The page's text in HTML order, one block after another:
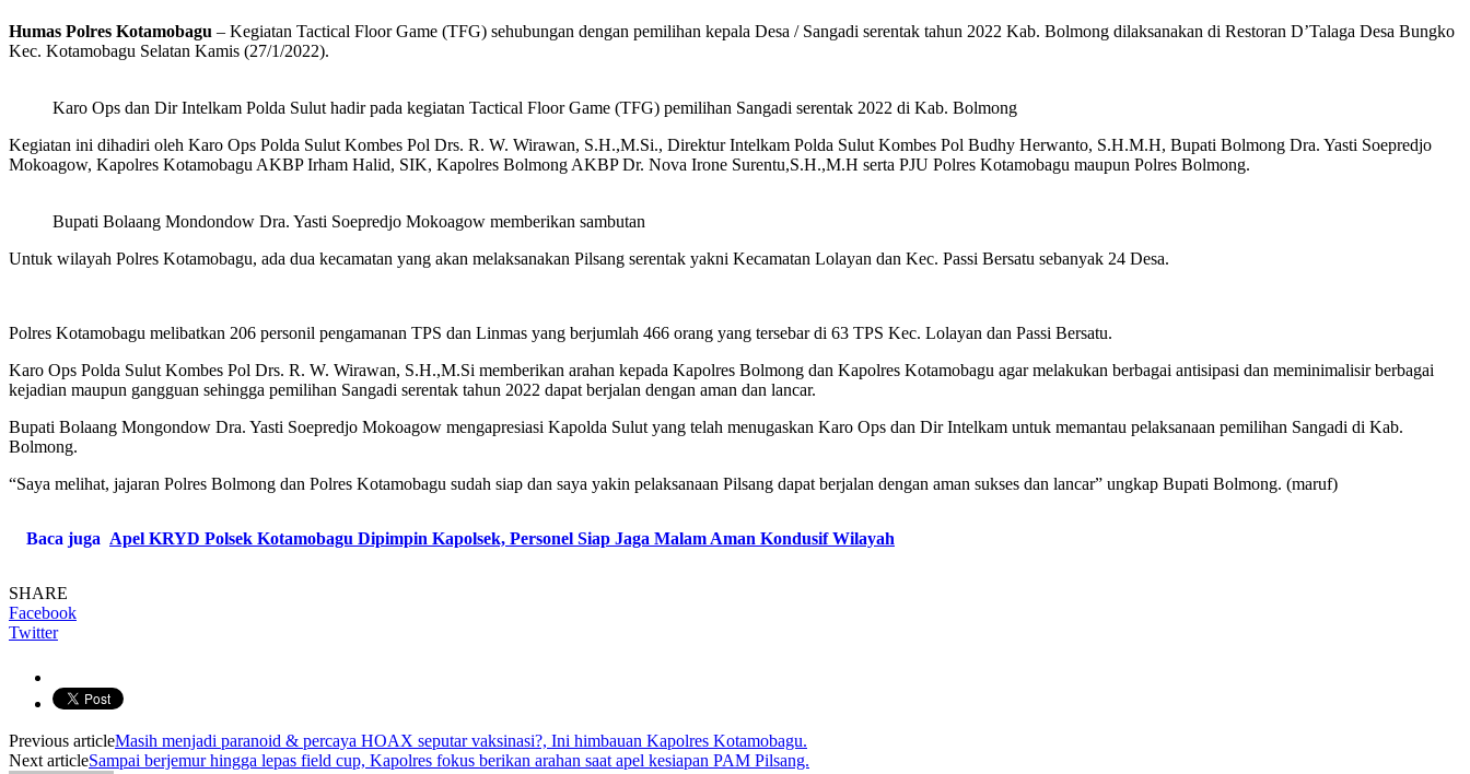
Humas Polres Kotamobagu – Kegiatan Tactical Floor Game (TFG) sehubungan dengan pemilihan kepala Desa / Sangadi serentak tahun 2022 Kab. Bolmong dilaksanakan di Restoran D’Talaga Desa Bungko
Kec. Kotamobagu Selatan Kamis (27/1/2022).
Karo Ops dan Dir Intelkam Polda Sulut hadir pada kegiatan Tactical Floor Game (TFG) pemilihan Sangadi serentak 2022 di Kab. Bolmong
Kegiatan ini dihadiri oleh Karo Ops Polda Sulut Kombes Pol Drs. R. W. Wirawan, S.H.,M.Si., Direktur Intelkam Polda Sulut Kombes Pol Budhy Herwanto, S.H.M.H, Bupati Bolmong Dra. Yasti Soepredjo
Mokoagow, Kapolres Kotamobagu AKBP Irham Halid, SIK, Kapolres Bolmong AKBP Dr. Nova Irone Surentu,S.H.,M.H serta PJU Polres Kotamobagu maupun Polres Bolmong.
Bupati Bolaang Mondondow Dra. Yasti Soepredjo Mokoagow memberikan sambutan
Untuk wilayah Polres Kotamobagu, ada dua kecamatan yang akan melaksanakan Pilsang serentak yakni Kecamatan Lolayan dan Kec. Passi Bersatu sebanyak 24 Desa.
Polres Kotamobagu melibatkan 206 personil pengamanan TPS dan Linmas yang berjumlah 466 orang yang tersebar di 63 TPS Kec. Lolayan dan Passi Bersatu.
Karo Ops Polda Sulut Kombes Pol Drs. R. W. Wirawan, S.H.,M.Si memberikan arahan kepada Kapolres Bolmong dan Kapolres Kotamobagu agar melakukan berbagai antisipasi dan meminimalisir berbagai
kejadian maupun gangguan sehingga pemilihan Sangadi serentak tahun 2022 dapat berjalan dengan aman dan lancar.
Bupati Bolaang Mongondow Dra. Yasti Soepredjo Mokoagow mengapresiasi Kapolda Sulut yang telah menugaskan Karo Ops dan Dir Intelkam untuk memantau pelaksanaan pemilihan Sangadi di Kab.
Bolmong.
“Saya melihat, jajaran Polres Bolmong dan Polres Kotamobagu sudah siap dan saya yakin pelaksanaan Pilsang dapat berjalan dengan aman sukses dan lancar” ungkap Bupati Bolmong. (maruf)
Baca juga Apel KRYD Polsek Kotamobagu Dipimpin Kapolsek, Personel Siap Jaga Malam Aman Kondusif Wilayah
SHARE
Facebook
Twitter
Previous articleMasih menjadi paranoid & percaya HOAX seputar vaksinasi?, Ini himbauan Kapolres Kotamobagu.
Next articleSampai berjemur hingga lepas field cup, Kapolres fokus berikan arahan saat apel kesiapan PAM Pilsang.